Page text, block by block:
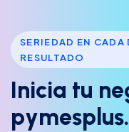
SERIEDAD EN CADA
RESULTADO
Inicia tu ne
pymesp us.